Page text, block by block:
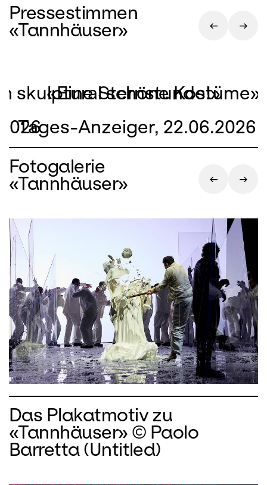
Pressestimmen
«Tannhäuser»
skulptural schöne Kostüme»
«Eine Sternstunde!»
Tages-Anzeiger, 22.06.2026
Fotogalerie
«Tannhäuser»
Das Plakatmotiv zu
«Tannhäuser» © Paolo
Barretta (Untitled)